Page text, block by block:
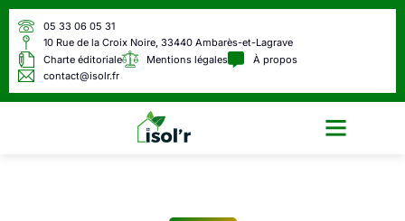
05 33 06 05 31
10 Rue de la Croix Noire, 33440 Ambarès-et-Lagrave
Charte éditoriale
Mentions légales
À propos
contact@isolr.fr